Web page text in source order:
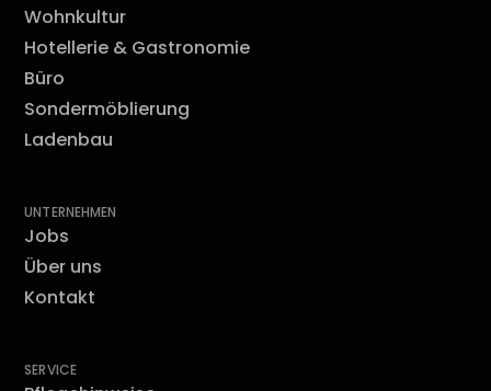
Wohnkultur
Hotellerie & Gastronomie
Büro
Sondermöblierung
Ladenbau
UNTERNEHMEN
Jobs
Über uns
Kontakt
SERVICE